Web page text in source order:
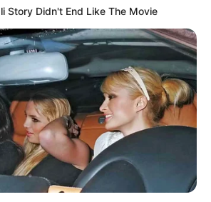
Story Didn't End Like The Movie